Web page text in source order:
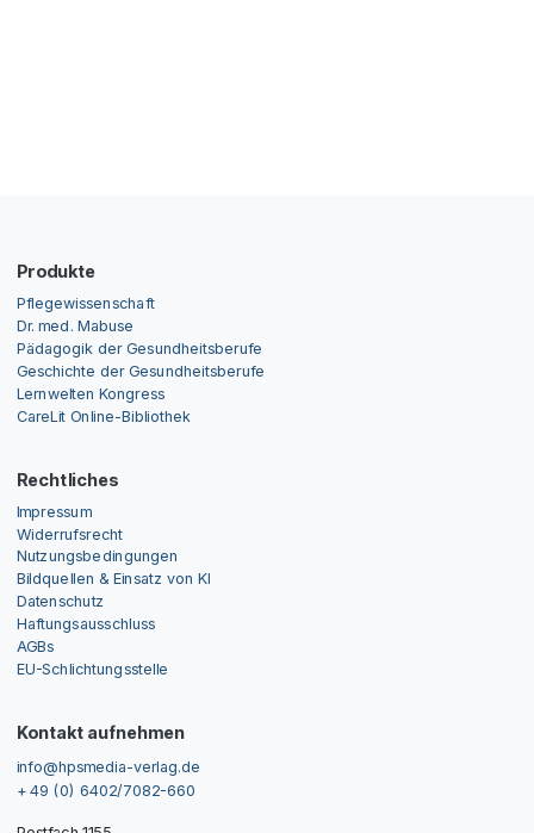
Produkte
Pflegewissenschaft
Dr. med. Mabuse
Pädagogik der Gesundheitsberufe
Geschichte der Gesundheitsberufe
Lernwelten Kongress
CareLit Online-Bibliothek
Rechtliches
Impressum
Widerrufsrecht
Nutzungsbedingungen
Bildquellen & Einsatz von KI
Datenschutz
Haftungsausschluss
AGBs
EU-Schlichtungsstelle
Kontakt aufnehmen
info@hpsmedia-verlag.de
+ 49 (0) 6402/7082-660